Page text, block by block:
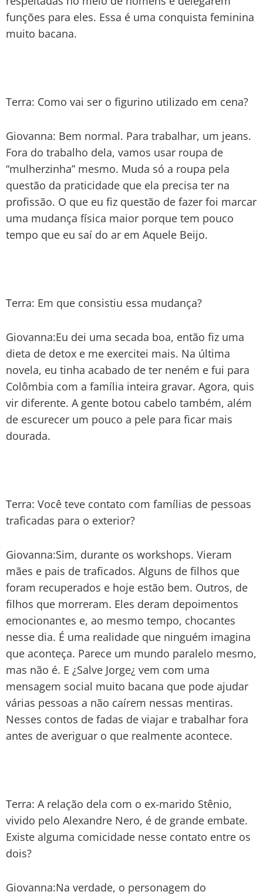
funções para eles. Essa é uma conquista feminina
muito bacana.
Terra: Como vai ser o figurino utilizado em cena?
Giovanna: Bem normal. Para trabalhar, um jeans.
Fora do trabalho dela, vamos usar roupa de
“mulherzinha” mesmo. Muda só a roupa pela
questão da praticidade que ela precisa ter na
profissão. O que eu fiz questão de fazer foi marcar
uma mudança física maior porque tem pouco
tempo que eu saí do ar em Aquele Beijo.
Terra: Em que consistiu essa mudança?
Giovanna:Eu dei uma secada boa, então fiz uma
dieta de detox e me exercitei mais. Na última
novela, eu tinha acabado de ter neném e fui para
Colômbia com a família inteira gravar. Agora, quis
vir diferente. A gente botou cabelo também, além
de escurecer um pouco a pele para ficar mais
dourada.
Terra: Você teve contato com famílias de pessoas
traficadas para o exterior?
Giovanna:Sim, durante os workshops. Vieram
mães e pais de traficados. Alguns de filhos que
foram recuperados e hoje estão bem. Outros, de
filhos que morreram. Eles deram depoimentos
emocionantes e, ao mesmo tempo, chocantes
nesse dia. É uma realidade que ninguém imagina
que aconteça. Parece um mundo paralelo mesmo,
mas não é. E ¿Salve Jorge¿ vem com uma
mensagem social muito bacana que pode ajudar
várias pessoas a não caírem nessas mentiras.
Nesses contos de fadas de viajar e trabalhar fora
antes de averiguar o que realmente acontece.
Terra: A relação dela com o ex-marido Stênio,
vivido pelo Alexandre Nero, é de grande embate.
Existe alguma comicidade nesse contato entre os
dois?
Giovanna:Na verdade, o personagem do